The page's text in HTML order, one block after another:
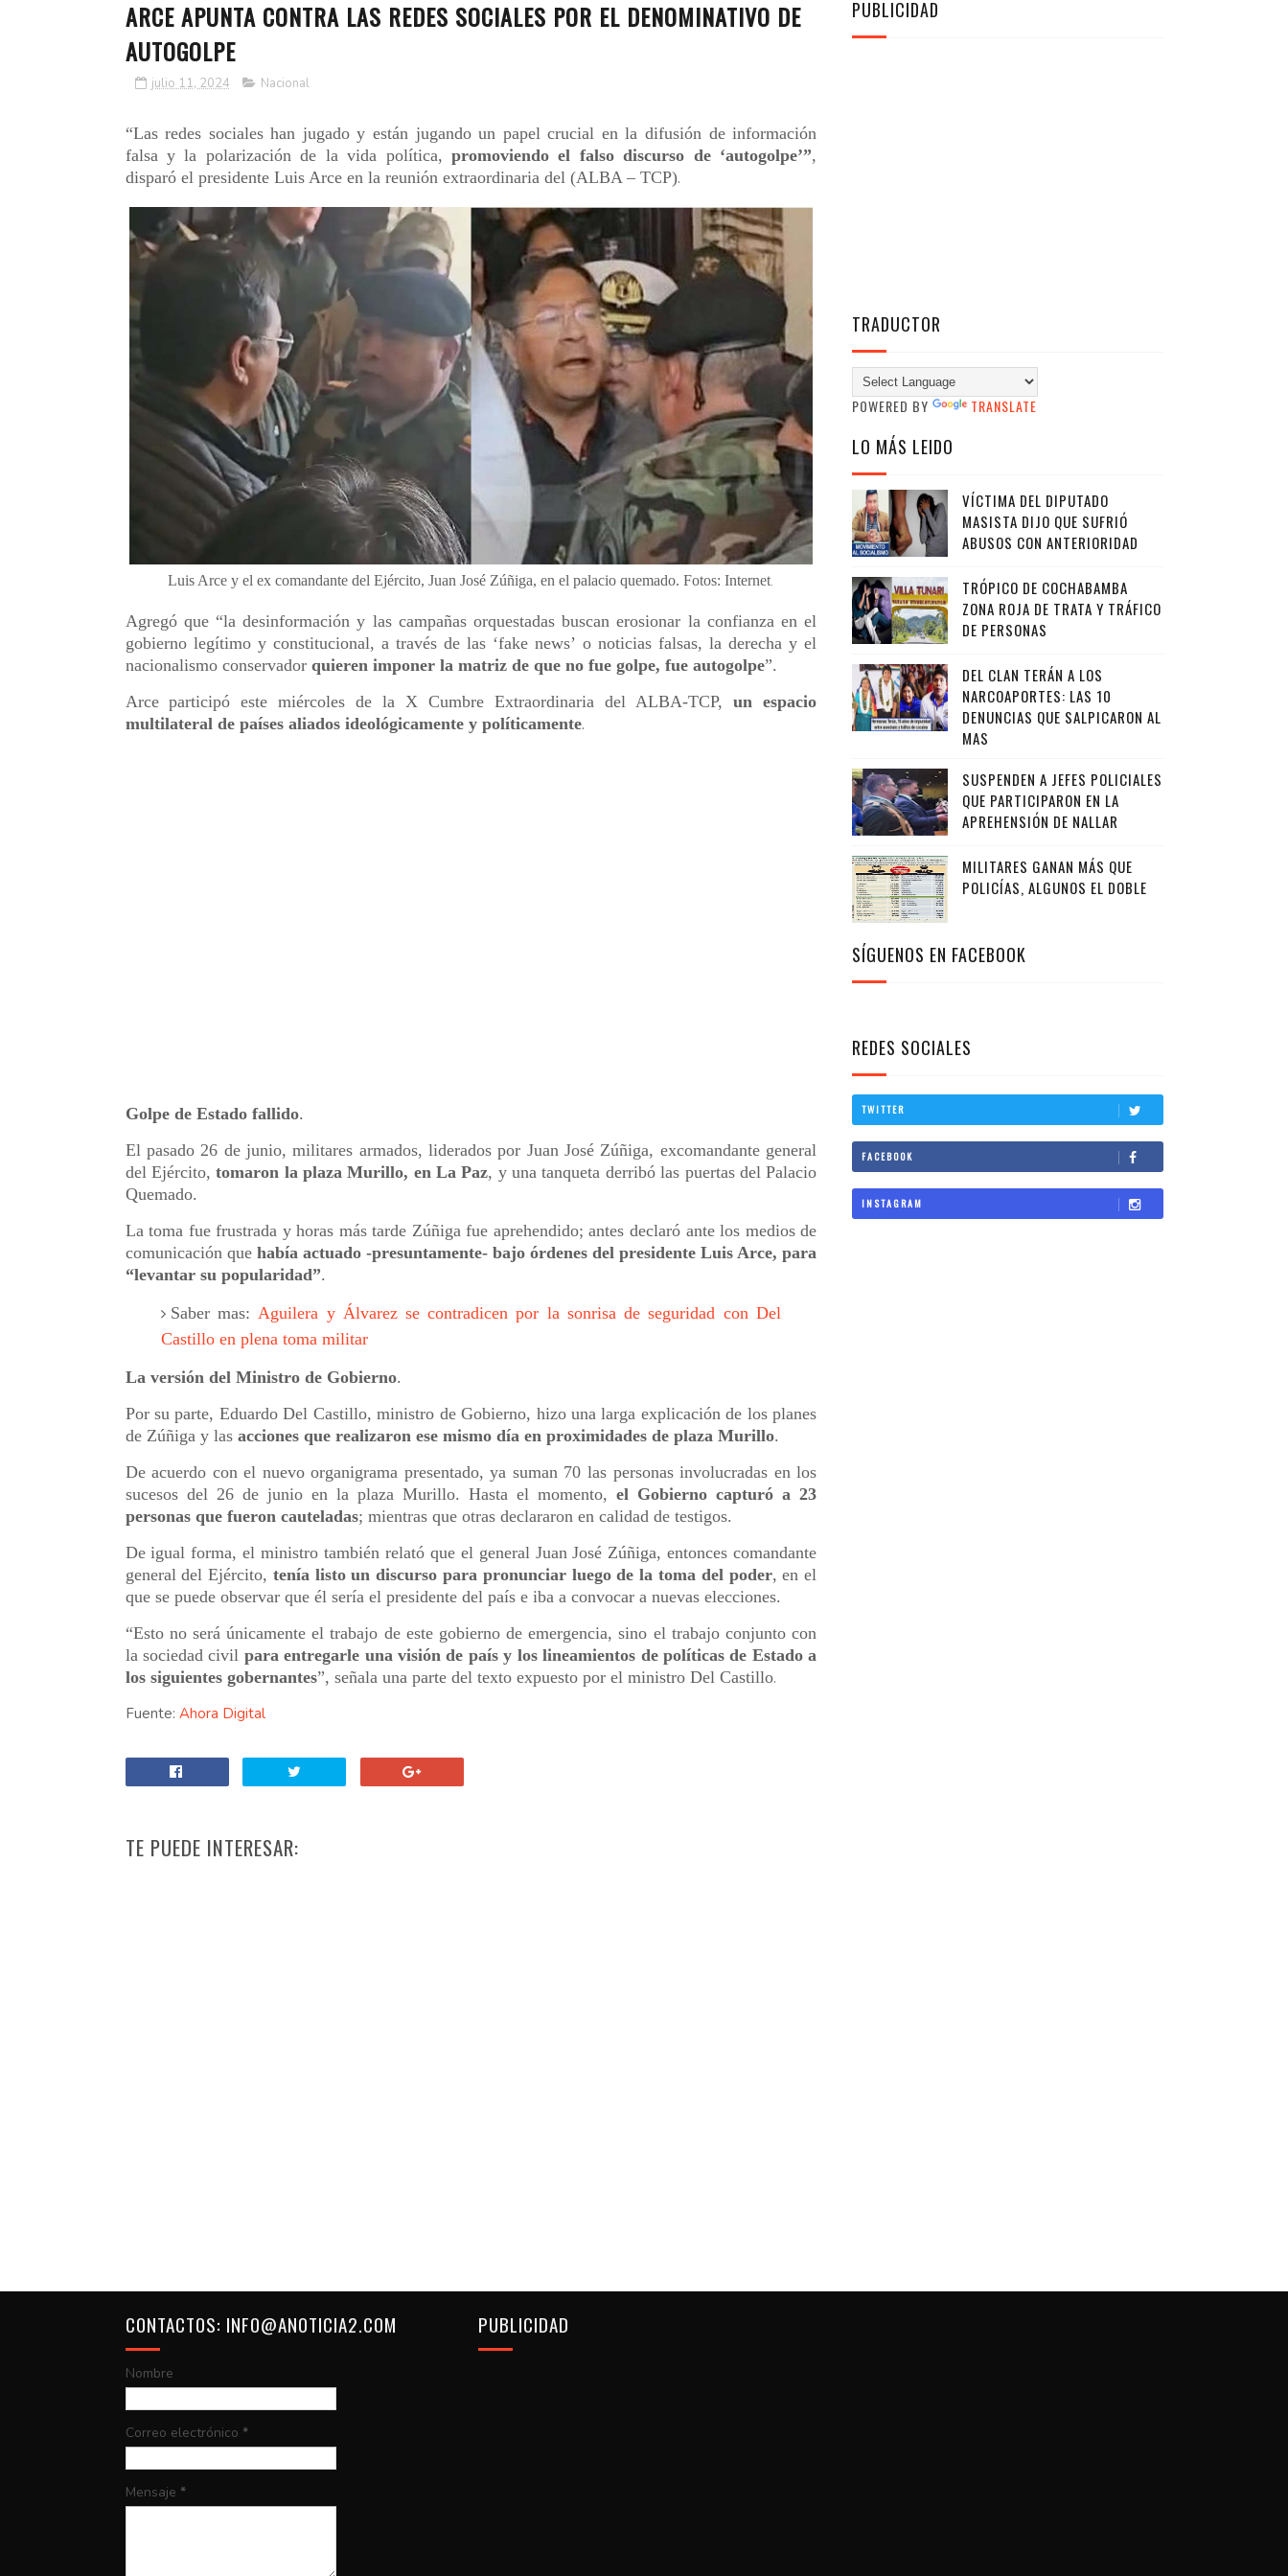
ARCE APUNTA CONTRA LAS REDES SOCIALES POR EL DENOMINATIVO DE
AUTOGOLPE
julio 11, 2024 Nacional
“Las redes sociales han jugado y están jugando un papel crucial en la difusión de información
falsa y la polarización de la vida política,promoviendo el falso discurso de ‘autogolpe’”,
disparó el presidente Luis Arce en la reunión extraordinaria del (ALBA – TCP).
Luis Arce y el ex comandante del Ejército, Juan José Zúñiga, en el palacio quemado. Fotos: Internet.
Agregó que “la desinformación y las campañas orquestadas buscan erosionar la confianza en el
gobierno legítimo y constitucional, a través de las ‘fake news’ o noticias falsas, la derecha y el
nacionalismo conservador quieren imponer la matriz de que no fue golpe, fue autogolpe”.
Arce participó este miércoles de la X Cumbre Extraordinaria del ALBA-TCP,un espacio
multilateral de países aliados ideológicamente y políticamente.
Golpe de Estado fallido.
El pasado 26 de junio, militares armados, liderados por Juan José Zúñiga, excomandante general
del Ejército,tomaron la plaza Murillo, en La Paz, y una tanqueta derribó las puertas del Palacio
Quemado.
La toma fue frustrada y horas más tarde Zúñiga fue aprehendido; antes declaró ante los medios de
comunicación que había actuado -presuntamente- bajo órdenes del presidente Luis Arce, para
“levantar su popularidad”.
Saber mas:Aguilera y Álvarez se contradicen por la sonrisa de seguridad con Del
Castillo en plena toma militar
La versión del Ministro de Gobierno.
Por su parte, Eduardo Del Castillo, ministro de Gobierno, hizo una larga explicación de los planes
de Zúñiga y las acciones que realizaron ese mismo día en proximidades de plaza Murillo.
De acuerdo con el nuevo organigrama presentado, ya suman 70 las personas involucradas en los
sucesos del 26 de junio en la plaza Murillo. Hasta el momento,el Gobierno capturó a 23
personas que fueron cauteladas; mientras que otras declararon en calidad de testigos.
De igual forma, el ministro también relató que el general Juan José Zúñiga, entonces comandante
general del Ejército, tenía listo un discurso para pronunciar luego de la toma del poder, en el
que se puede observar que él sería el presidente del país e iba a convocar a nuevas elecciones.
“Esto no será únicamente el trabajo de este gobierno de emergencia, sino el trabajo conjunto con
la sociedad civil para entregarle una visión de país y los lineamientos de políticas de Estado a
los siguientes gobernantes”, señala una parte del texto expuesto por el ministro Del Castillo.
Fuente: Ahora Digital
TE PUEDE INTERESAR:
PUBLICIDAD
TRADUCTOR
POWERED BY TRANSLATE
LO MÁS LEIDO
VÍCTIMA DEL DIPUTADO
MASISTA DIJO QUE SUFRIÓ
ABUSOS CON ANTERIORIDAD
TRÓPICO DE COCHABAMBA
ZONA ROJA DE TRATA Y TRÁFICO
DE PERSONAS
DEL CLAN TERÁN A LOS
NARCOAPORTES: LAS 10
DENUNCIAS QUE SALPICARON AL
MAS
SUSPENDEN A JEFES POLICIALES
QUE PARTICIPARON EN LA
APREHENSIÓN DE NALLAR
MILITARES GANAN MÁS QUE
POLICÍAS, ALGUNOS EL DOBLE
SÍGUENOS EN FACEBOOK
REDES SOCIALES
TWITTER
FACEBOOK
INSTAGRAM
CONTACTOS: INFO@ANOTICIA2.COM
Nombre
Correo electrónico *
Mensaje *
PUBLICIDAD